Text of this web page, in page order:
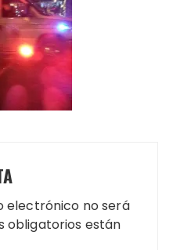
electrónico no será
obligatorios están